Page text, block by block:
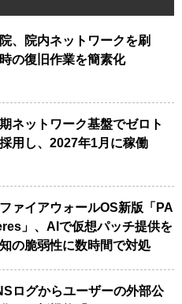
、院内ネットワークを刷
の復旧作業を簡素化
ネットワーク基盤でゼロト
用し、2027年1月に稼働
ァイアウォールOS新版「PA
」、AIで仮想パッチ提供を
の脆弱性に数時間で対処
ログからユーザーの外部公